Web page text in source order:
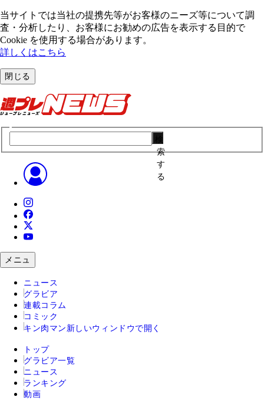
当サイトでは当社の提携先等がお客様のニーズ等について調
査・分析したり、お客様にお勧めの広告を表⽰する⽬的で
Cookie を使⽤する場合があります。
詳しくはこちら
閉じる
索
す
る
メニュ
ニュース
グラビア
連載コラム
コミック
キン肉マン 新しいウィンドウで開く
トップ
グラビア一覧
ニュース
ランキング
動画